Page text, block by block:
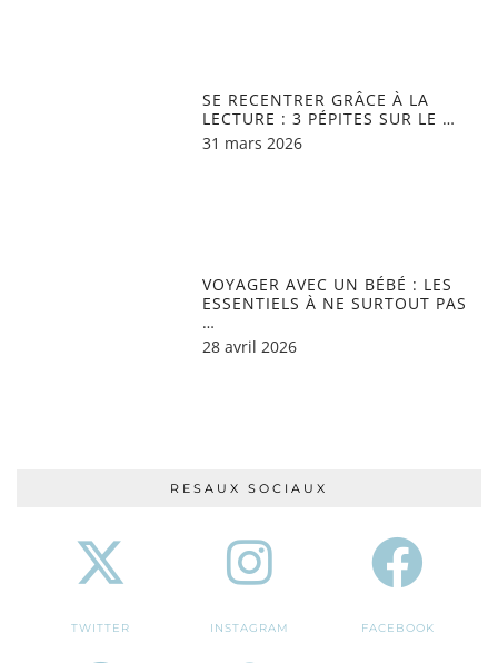
SE RECENTRER GRÂCE À LA
LECTURE : 3 PÉPITES SUR LE …
31 mars 2026
VOYAGER AVEC UN BÉBÉ : LES
ESSENTIELS À NE SURTOUT PAS
…
28 avril 2026
RESAUX SOCIAUX
TWITTER INSTAGRAM FACEBOOK